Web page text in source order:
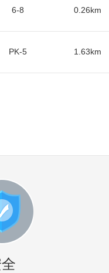
保守估计生活在奥兰多的华
6-8 0.26km
PK-5 1.63km